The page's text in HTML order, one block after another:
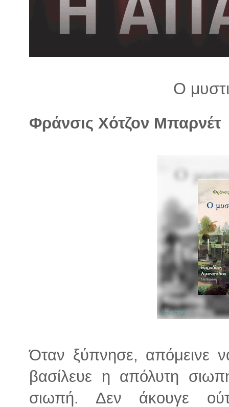
Ο
Φράνσις Χότζον Μπαρνέτ
Όταν ξύπνησε, απόμεινε
βασίλευε η απόλυτη
σιωπή. Δεν άκουγε